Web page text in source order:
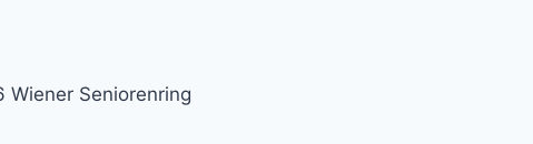
Seniorenring